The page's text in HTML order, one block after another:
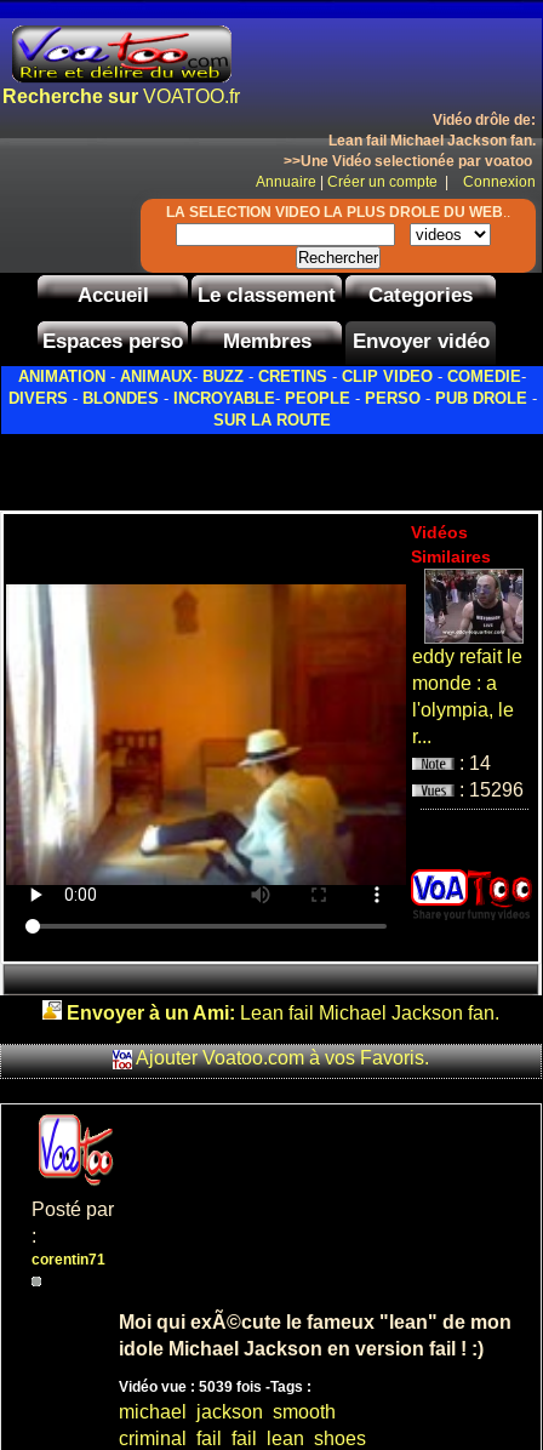
Recherche sur VOATOO.fr
Vidéo drôle de:
Lean fail Michael Jackson fan.
>>Une Vidéo selectionée par voatoo
Annuaire
Créer un compte
Connexion
LA SELECTION VIDEO LA PLUS DROLE DU WEB..
Accueil Le classement
Categories
Espaces perso
Membres Envoyer vidéo
ANIMATION - ANIMAUX- BUZZ - CRETINS - CLIP VIDEO - COMEDIE-
DIVERS - BLONDES -INCROYABLE- PEOPLE- PERSO-PUB DROLE -
SUR LA ROUTE
Vidéos
Similaires
eddy refait le
monde : a
l'olympia, le
r...
: 14
: 15296
Envoyer à un Ami: Lean fail Michael Jackson fan.
Ajouter Voatoo.com à vos Favoris.
Posté par
:
corentin71
Moi qui exÃ©cute le fameux "lean" de mon
idole Michael Jackson en version fail ! :)
Vidéo vue : 5039 fois -Tags :
michael jackson smooth
criminal
fail fail lean shoes